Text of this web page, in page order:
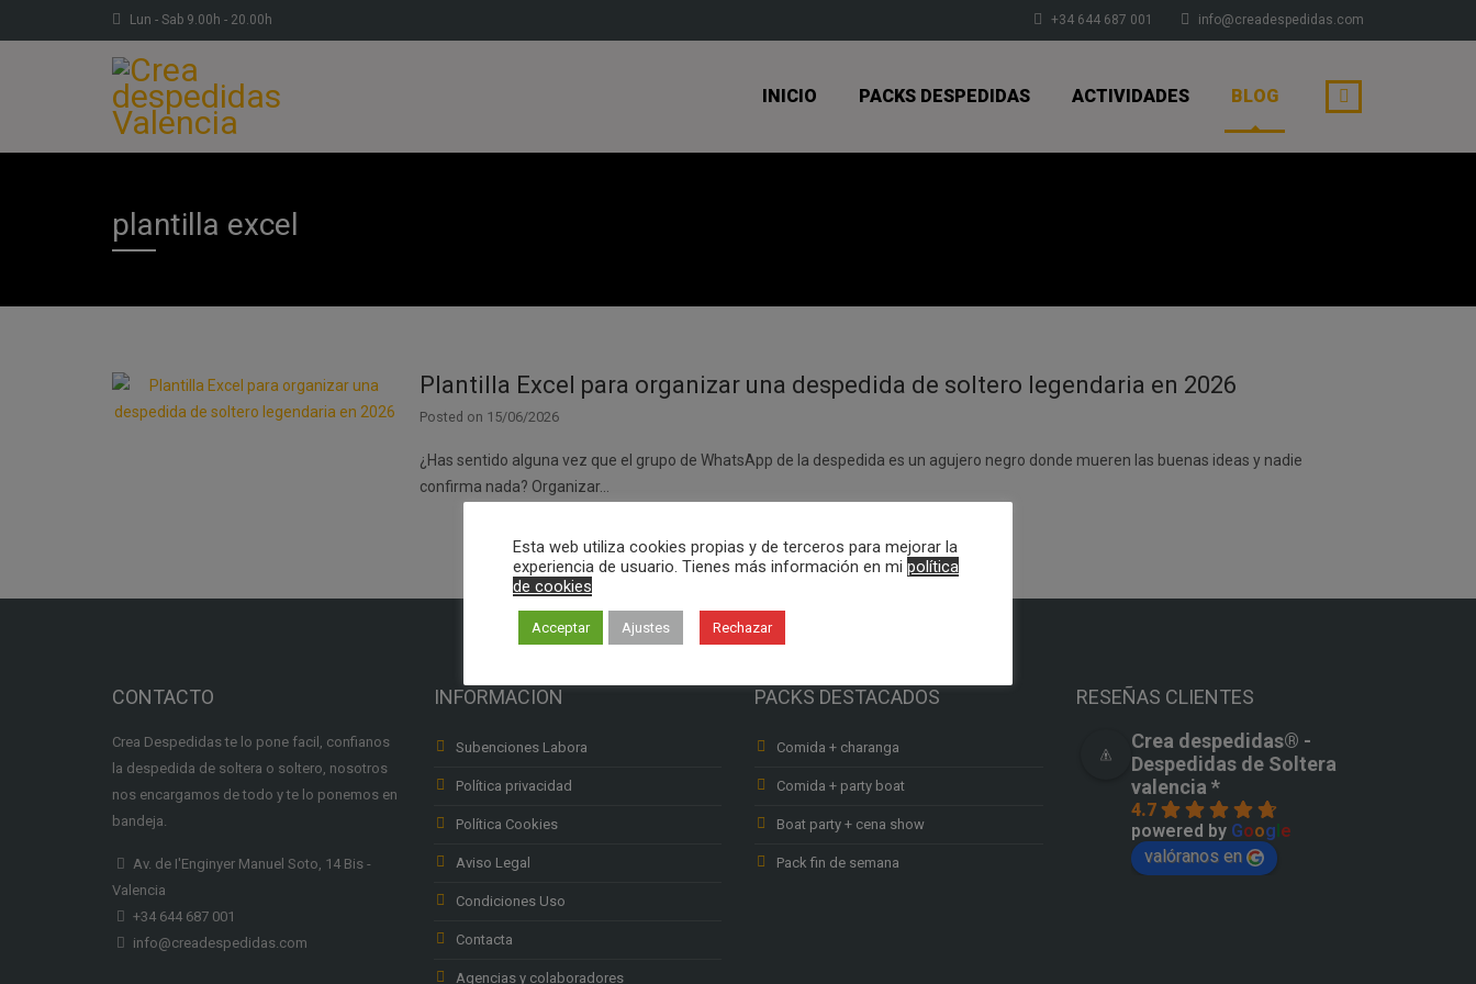
Lun - Sab 9.00h - 20.00h +34 644 687 001 info@creadespedidas.com
INICIO PACKS DESPEDIDAS ACTIVIDADES BLOG
plantilla excel
Plantilla Excel para organizar una despedida de soltero legendaria en 2026
Posted on 15/06/2026
¿Has sentido alguna vez que el grupo de WhatsApp de la despedida es un agujero negro donde mueren las buenas ideas y nadie
confirma nada? Organizar…
CONTACTO
Crea Despedidas te lo pone facil, confianos
la despedida de soltera o soltero, nosotros
nos encargamos de todo y te lo ponemos en
bandeja.
Av. de I'Enginyer Manuel Soto, 14 Bis -
Valencia
+34 644 687 001
info@creadespedidas.com
INFORMACION
Subenciones Labora
Política privacidad
Política Cookies
Aviso Legal
Condiciones Uso
Contacta
Agencias y colaboradores
PACKS DESTACADOS
Comida + charanga
Comida + party boat
Boat party + cena show
Pack fin de semana
RESEÑAS CLIENTES
Crea despedidas®️ -
Despedidas de Soltera
valencia *
4.7
powered by Google
valóranos en
Esta web utiliza cookies propias y de terceros para mejorar la
experiencia de usuario. Tienes más información en mi política
de cookies
Acceptar Ajustes Rechazar